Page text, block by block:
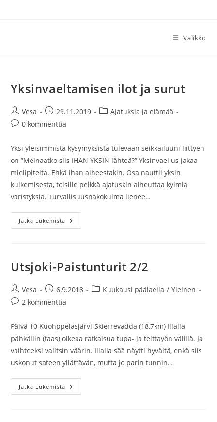
Valikko
Yksinvaeltamisen ilot ja surut
Artikkelin
kirjoittaja:
Vesa
Artikkeli
julkaistu:
29.11.2019
Artikkelin
Ajatuksia ja elämää
Artikkelin
0 kommenttia
Yksi yleisimmistä kysymyksistä tulevaan seikkailuuni liittyen
on ”Meinaatko siis IHAN YKSIN lähteä?” Yksinvaellus jakaa
mielipiteitä. Ehkä ihan aiheestakin. Osa nauttii yksin
kulkemisesta, toisille pelkkä ajatuskin aiheuttaa kylmiä
väristyksiä. Turvallisuusnäkökulma lienee…
Jatka Lukemista Yksinvaeltamisen
Ilot
Utsjoki-Paistunturit 2/2
Artikkelin
kirjoittaja:
Vesa
Artikkeli
julkaistu:
6.9.2018
Artikkelin
Kuukausi päälaella / Yleinen
Artikkelin
2 kommenttia
Päivä 10 Kuohppelasjärvi-Skierrevadda (18,7km) Illalla
pähkäilin (taas) oikeaa ratkaisua tupa- ja telttayön välillä. Ja
vaihteeksi valitsin väärin. Illalla sää näytti hyvältä, enkä siis
uskonut sateen yllättävän, mutta jo parin tunnin…
Jatka Lukemista Utsjoki-
Paistunturit